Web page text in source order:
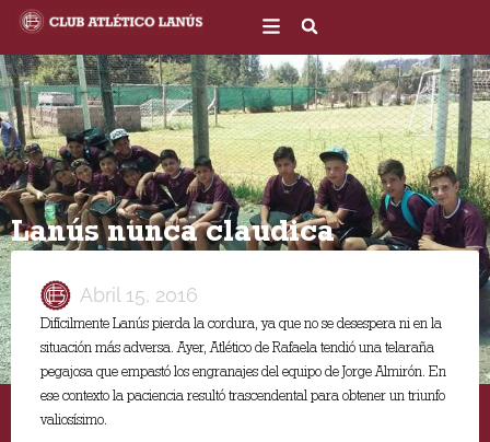
contenido
Lanús nunca claudica
Abril 15, 2016
Difícilmente Lanús pierda la cordura, ya que no se desespera ni en la
situación más adversa. Ayer, Atlético de Rafaela tendió una telaraña
pegajosa que empastó los engranajes del equipo de Jorge Almirón. En
ese contexto la paciencia resultó trascendental para obtener un triunfo
valiosísimo.